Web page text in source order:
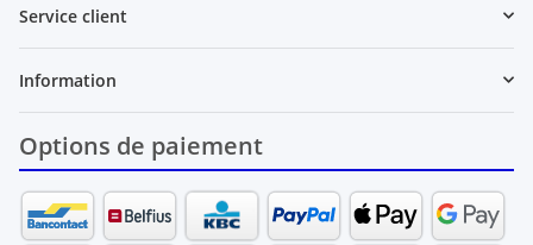
Service client
Information
Options de paiement